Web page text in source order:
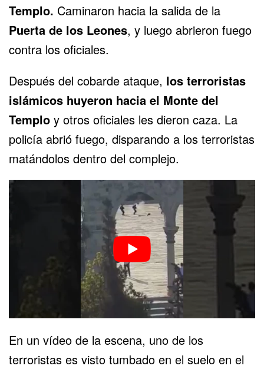
Templo. Caminaron hacia la salida de la
Puerta de los Leones, y luego abrieron fuego
contra los oficiales.
Después del cobarde ataque, los terroristas
islámicos huyeron hacia el Monte del
Templo y otros oficiales les dieron caza. La
policía abrió fuego, disparando a los terroristas
matándolos dentro del complejo.
En un vídeo de la escena, uno de los
terroristas es visto tumbado en el suelo en el